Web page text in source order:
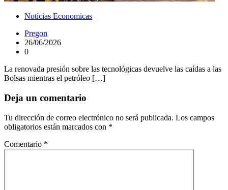
Noticias Economicas
Pregon
26/06/2026
0
La renovada presión sobre las tecnológicas devuelve las caídas a las
Bolsas mientras el petróleo […]
Deja un comentario
Tu dirección de correo electrónico no será publicada. Los campos
obligatorios están marcados con *
Comentario *